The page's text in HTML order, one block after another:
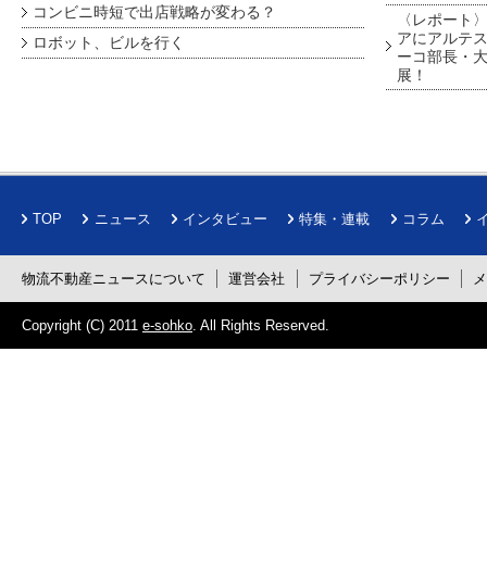
コンビニ時短で出店戦略が変わる？
ロボット、ビルを行く
〈レポート
アにアルテ
ーコ部長・
展！
TOP ニュース インタビュー 特集・連載 コラム
物流不動産ニュースについて 運営会社 プライバシーポリシー
Copyright (C) 2011 e-sohko . All Rights Reserved.